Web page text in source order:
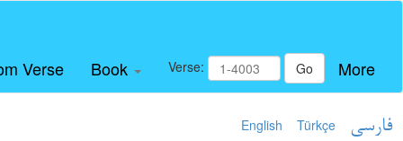
Verse Book Verse: Go More
English Türkçe فارسی